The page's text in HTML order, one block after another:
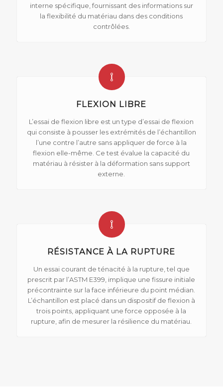
interne spécifique, fournissant des informations sur
la flexibilité du matériau dans des conditions
contrôlées.
FLEXION LIBRE
L’essai de flexion libre est un type d’essai de flexion
qui consiste à pousser les extrémités de l’échantillon
l’une contre l’autre sans appliquer de force à la
flexion elle-même. Ce test évalue la capacité du
matériau à résister à la déformation sans support
externe.
RÉSISTANCE À LA RUPTURE
Un essai courant de ténacité à la rupture, tel que
prescrit par l’ASTM E399, implique une fissure initiale
précontrainte sur la face inférieure du point médian.
L’échantillon est placé dans un dispositif de flexion à
trois points, appliquant une force opposée à la
rupture, afin de mesurer la résilience du matériau.